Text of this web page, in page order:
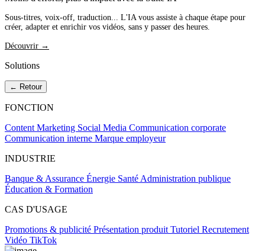
Sous-titres, voix-off, traduction... L'IA vous assiste à chaque étape pour
créer, adapter et enrichir vos vidéos, sans y passer des heures.
Découvrir →
Solutions
← Retour
FONCTION
Content Marketing Social Media Communication corporate
Communication interne Marque employeur
INDUSTRIE
Banque & Assurance Énergie Santé Administration publique
Éducation & Formation
CAS D'USAGE
Promotions & publicité Présentation produit Tutoriel Recrutement
Vidéo TikTok